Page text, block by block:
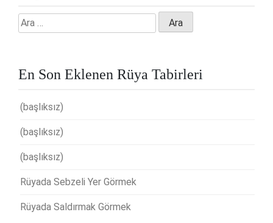
Arama:
En Son Eklenen Rüya Tabirleri
(başlıksız)
(başlıksız)
(başlıksız)
Rüyada Sebzeli Yer Görmek
Rüyada Saldırmak Görmek